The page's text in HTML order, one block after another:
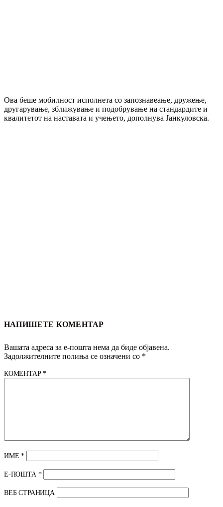
Ова беше мобилност исполнета со запознавеање, дружење,
другарување, зближување и подобрување на стандардите и
квалитетот на наставата и учењето, дополнува Јанкуловска.
НАПИШЕТЕ КОМЕНТАР
Вашата адреса за е-пошта нема да биде објавена.
Задолжителните полиња се означени со *
КОМЕНТАР*
ИМЕ*
Е-ПОШТА *
ВЕБ СТРАНИЦА